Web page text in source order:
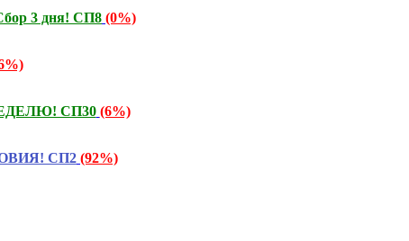
3 дня! СП8 (0%)
СП30 (6%)
СП2 (92%)